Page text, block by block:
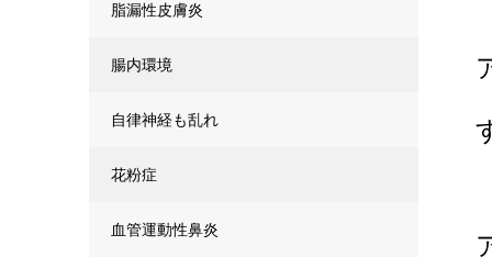
脂漏性皮膚炎
腸内環境
自律神経も乱れ
花粉症
血管運動性鼻炎